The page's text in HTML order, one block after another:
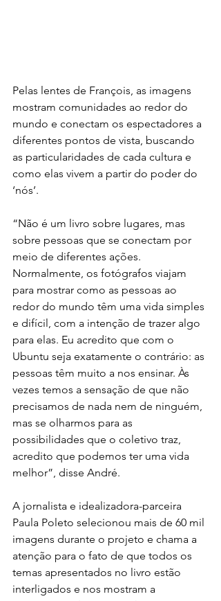
Pelas lentes de François, as imagens
mostram comunidades ao redor do
mundo e conectam os espectadores a
diferentes pontos de vista, buscando
as particularidades de cada cultura e
como elas vivem a partir do poder do
‘nós’.
“Não é um livro sobre lugares, mas
sobre pessoas que se conectam por
meio de diferentes ações.
Normalmente, os fotógrafos viajam
para mostrar como as pessoas ao
redor do mundo têm uma vida simples
e difícil, com a intenção de trazer algo
para elas. Eu acredito que com o
Ubuntu seja exatamente o contrário: as
pessoas têm muito a nos ensinar. Às
vezes temos a sensação de que não
precisamos de nada nem de ninguém,
mas se olharmos para as
possibilidades que o coletivo traz,
acredito que podemos ter uma vida
melhor”, disse André.
A jornalista e idealizadora-parceira
Paula Poleto selecionou mais de 60 mil
imagens durante o projeto e chama a
atenção para o fato de que todos os
temas apresentados no livro estão
interligados e nos mostram a